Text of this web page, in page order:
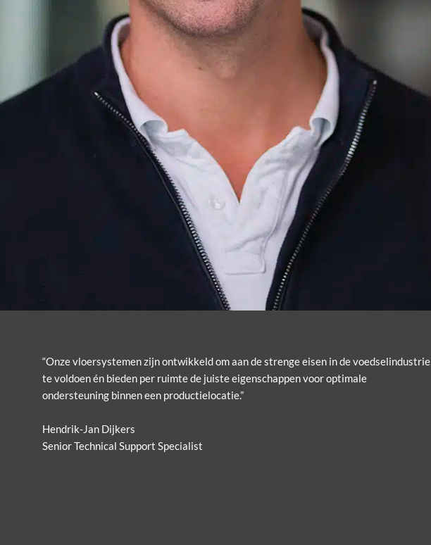
“Onze vloersystemen zijn ontwikkeld om aan de strenge eisen in de voedselindustrie
te voldoen én bieden per ruimte de juiste eigenschappen voor optimale
ondersteuning binnen een productielocatie.”
Hendrik-Jan Dijkers
Senior Technical Support Specialist